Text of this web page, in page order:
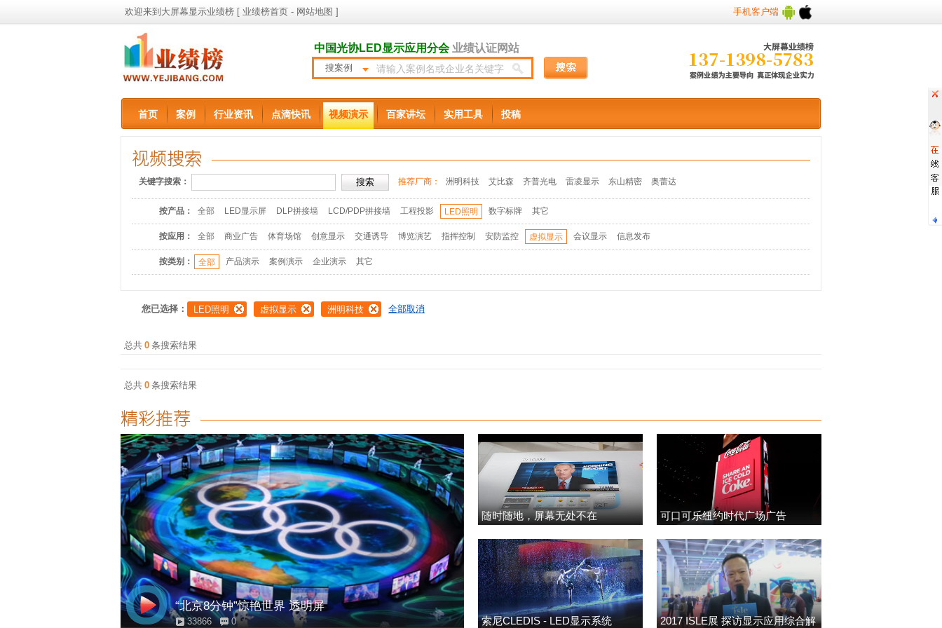
欢迎来到大屏幕显示业绩榜 [ 业绩榜首页 - 网站地图 ] 手机客户端
中国光协LED显示应用分会业绩认证网站
搜案例
首页 案例 行业资讯 点滴快讯 视频演示 百家讲坛 实用工具 投稿
关键字搜索： 推荐厂商： 洲明科技 艾比森 齐普光电 雷凌显示 东山精密 奥蕾达
按产品： 全部 LED显示屏 DLP拼接墙 LCD/PDP拼接墙 工程投影 LED照明 数字标牌 其它
按应用： 全部 商业广告 体育场馆 创意显示 交通诱导 博览演艺 指挥控制 安防监控 虚拟显示 会议显示 信息发布
按类别： 全部 产品演示 案例演示 企业演示 其它
您已选择： LED照明 虚拟显示 洲明科技 全部取消
总共 0 条搜索结果
总共 0 条搜索结果
“北京8分钟”惊艳世界 透明屏
33866 0
随时随地，屏幕无处不在 可口可乐纽约时代广场广告
索尼CLEDIS - LED显示系统 2017 ISLE展 探访显示应用综合解